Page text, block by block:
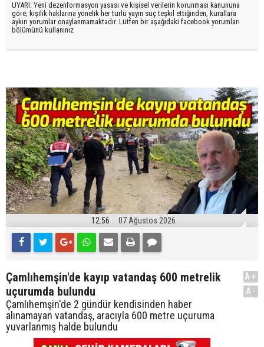
UYARI: Yeni dezenformasyon yasası ve kişisel verilerin korunması kanununa
göre; kişilik haklarına yönelik her türlü yayın suç teşkil ettiğinden, kurallara
aykırı yorumlar onaylanmamaktadır. Lütfen bir aşağıdaki facebook yorumları
bölümünü kullanınız
12:56 07 Ağustos 2026
Çamlıhemşin'de kayıp vatandaş 600 metrelik
uçurumda bulundu
Çamlıhemşin'de 2 gündür kendisinden haber
alınamayan vatandaş, aracıyla 600 metre uçuruma
yuvarlanmış halde bulundu
A+
A-